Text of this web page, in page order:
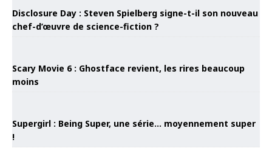
Disclosure Day : Steven Spielberg signe-t-il son nouveau
chef-d’œuvre de science-fiction ?
Scary Movie 6 : Ghostface revient, les rires beaucoup
moins
Supergirl : Being Super, une série… moyennement super
!